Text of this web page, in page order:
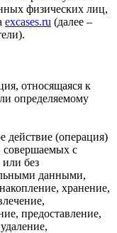
физических лиц,
excases.ru (далее –
относящаяся к
определяемому
действие (операция)
совершаемых с
или без
данными,
хранение,
предоставление,